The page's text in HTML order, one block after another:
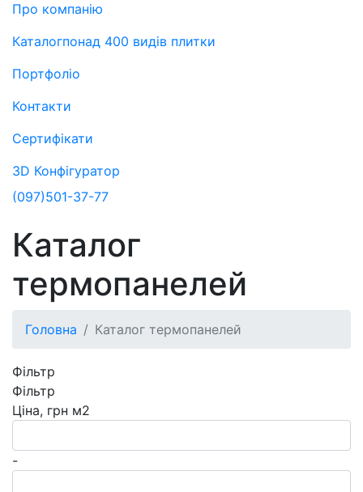
Про компанію
Каталогпонад 400 видів плитки
Портфоліо
Контакти
Сертифікати
3D Конфігуратор
(097)501-37-77
Каталог
термопанелей
Головна Каталог термопанелей
Фільтр
Фільтр
Ціна, грн м2
-